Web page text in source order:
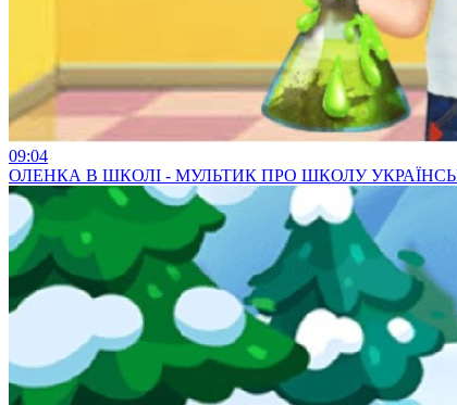
09:04
ОЛЕНКА В ШКОЛІ - МУЛЬТИК ПРО ШКОЛУ